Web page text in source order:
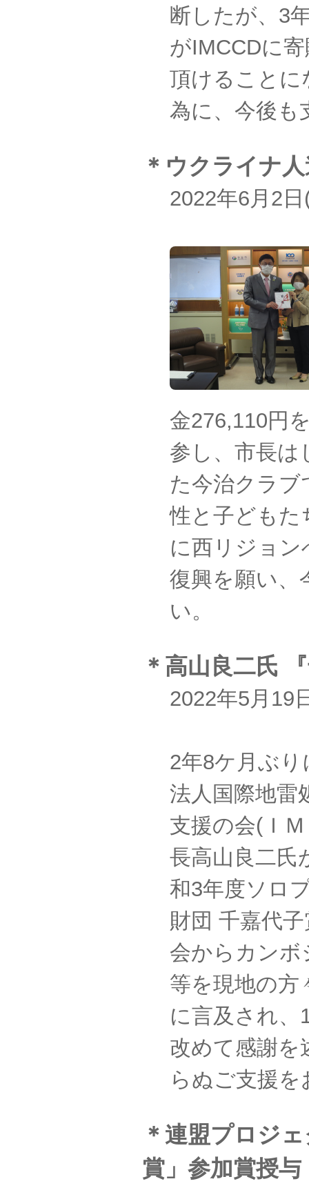
断したが、3
がIMCCDに
頂けることに
為に、今後も
＊ウクライナ
2022年6月2
金276,110円
参し、市長は
た今治クラ
性と子どもた
に西リジョ
復興を願い、
い。
＊高山良二氏
2022年5月
2年8ケ月ぶ
法人国際地雷
支援の会(Ｉ
長高山良二氏
和3年度ソロ
財団 千嘉代
会からカンボ
等を現地の方
に言及され
改めて感謝を
らぬご支援
＊連盟プロジ
賞」参加賞授与